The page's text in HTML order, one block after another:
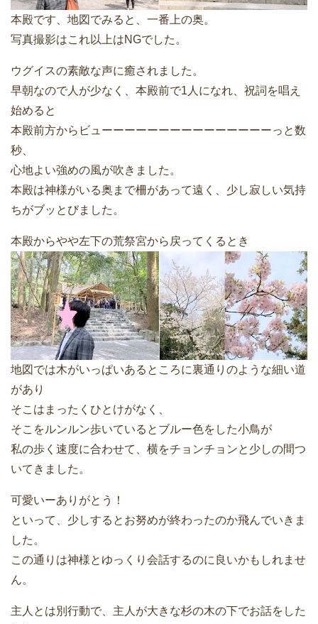
本殿です、地図でみると、一番上の奥。
写真撮影はこれ以上はNGでした。
ウグイスの素敵な声に癒されました。
早朝なので人が少なく、本殿前で1人になれ、祝詞を唱え
始めると
本殿前方からビューーーーーーーーーーーーーーーっと数
秒、
心地よい強めの風が吹きました。
本殿は神様がいる奥まで柵があって遠く、少し寂しい気持
ちがブッとびました。
本殿からやや左下の荒祭宮から戻ってくるとき
地図では木がいっぱいあるところに裏通りのような細い道
があり
そこはまったくひとけがなく、
そこをルンルン歩いているとブルー色をした小鳥が
私の歩く速度に合わせて、横をチョンチョンと少しの間つ
いてきました。
可愛いーありがとう！
といって、少しするとお努めが終わったのか飛んでいきま
した。
この通りは神様とゆっくり会話するのに良いかもしれませ
ん。
主人とは別行動で、主人が大きな杉の木の下でお話をした